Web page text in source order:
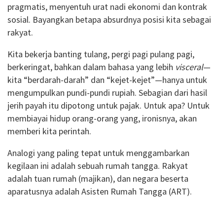
pragmatis, menyentuh urat nadi ekonomi dan kontrak
sosial. Bayangkan betapa absurdnya posisi kita sebagai
rakyat.
Kita bekerja banting tulang, pergi pagi pulang pagi,
berkeringat, bahkan dalam bahasa yang lebih visceral—
kita “berdarah-darah” dan “kejet-kejet”—hanya untuk
mengumpulkan pundi-pundi rupiah. Sebagian dari hasil
jerih payah itu dipotong untuk pajak. Untuk apa? Untuk
membiayai hidup orang-orang yang, ironisnya, akan
memberi kita perintah.
Analogi yang paling tepat untuk menggambarkan
kegilaan ini adalah sebuah rumah tangga. Rakyat
adalah tuan rumah (majikan), dan negara beserta
aparatusnya adalah Asisten Rumah Tangga (ART).